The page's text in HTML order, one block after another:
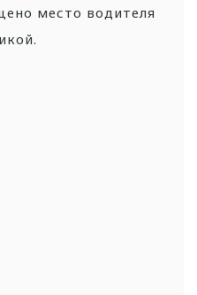
место водителя